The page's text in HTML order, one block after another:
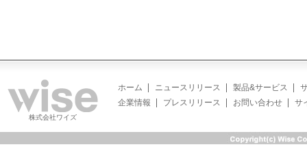
株式会社ワイズ
ホーム ニュースリリース 製品&サービス
企業情報
プレスリリース お問い合わせ サ